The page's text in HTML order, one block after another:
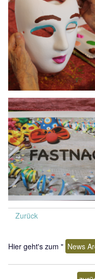
Zurück
Hier geht's zum " News